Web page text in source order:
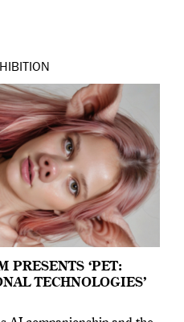
PRESENTS ‘PET:
TECHNOLOGIES’